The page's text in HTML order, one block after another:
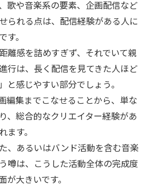
歌や音楽系の要素、企画配信など
られる点は、配信経験がある人に
。
離感を詰めすぎず、それでいて親
行は、長く配信を見てきた人ほど
と感じやすい部分でしょう。
編集までこなせることから、単な
、総合的なクリエイター経験があ
ます。
、あるいはバンド活動を含む音楽
噂は、こうした活動全体の完成度
が大きいです。